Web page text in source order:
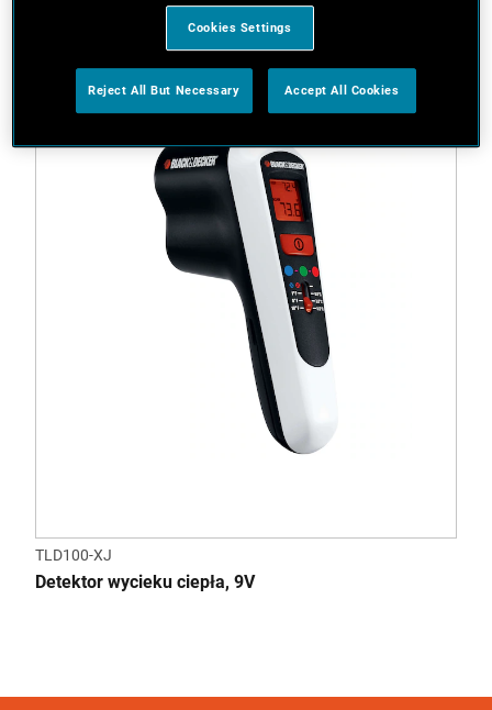
TLD100-XJ
Detektor wycieku ciepła, 9V
Cookies Settings
Reject All But Necessary Accept All Cookies